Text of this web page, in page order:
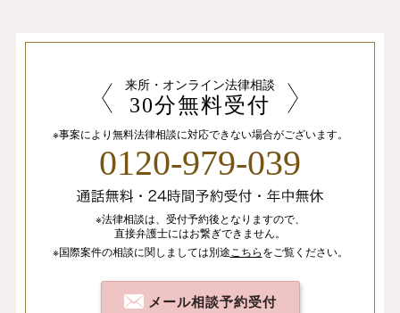
来所・オンライン法律相談
30分無料受付
※事案により無料法律相談に対応できない場合がございます。
0120-979-039
※法律相談は、 受付予約後となりますので、
直接弁護士にはお繋ぎできません。
※国際案件の相談に関しましては別途 こちらをご覧ください。
メール相談予約受付